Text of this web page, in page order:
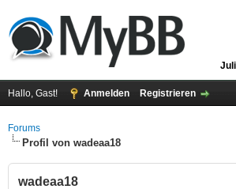
Hallo, Gast! Anmelden Registrieren
Forums
Profil von wadeaa18
wadeaa18